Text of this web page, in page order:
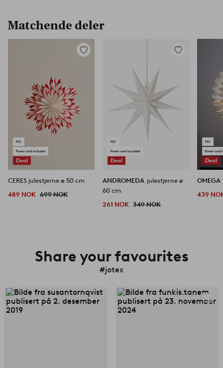
Matchende deler
Deal
Legg
CERES julestjerne ø 50 cm
489 NOK 699 NOK
Deal
Legg
ANDROMEDA julestjerne ø
60 cm
261 NOK 349 NOK
Deal
OMEGA
439
Share your favourites
#jotex